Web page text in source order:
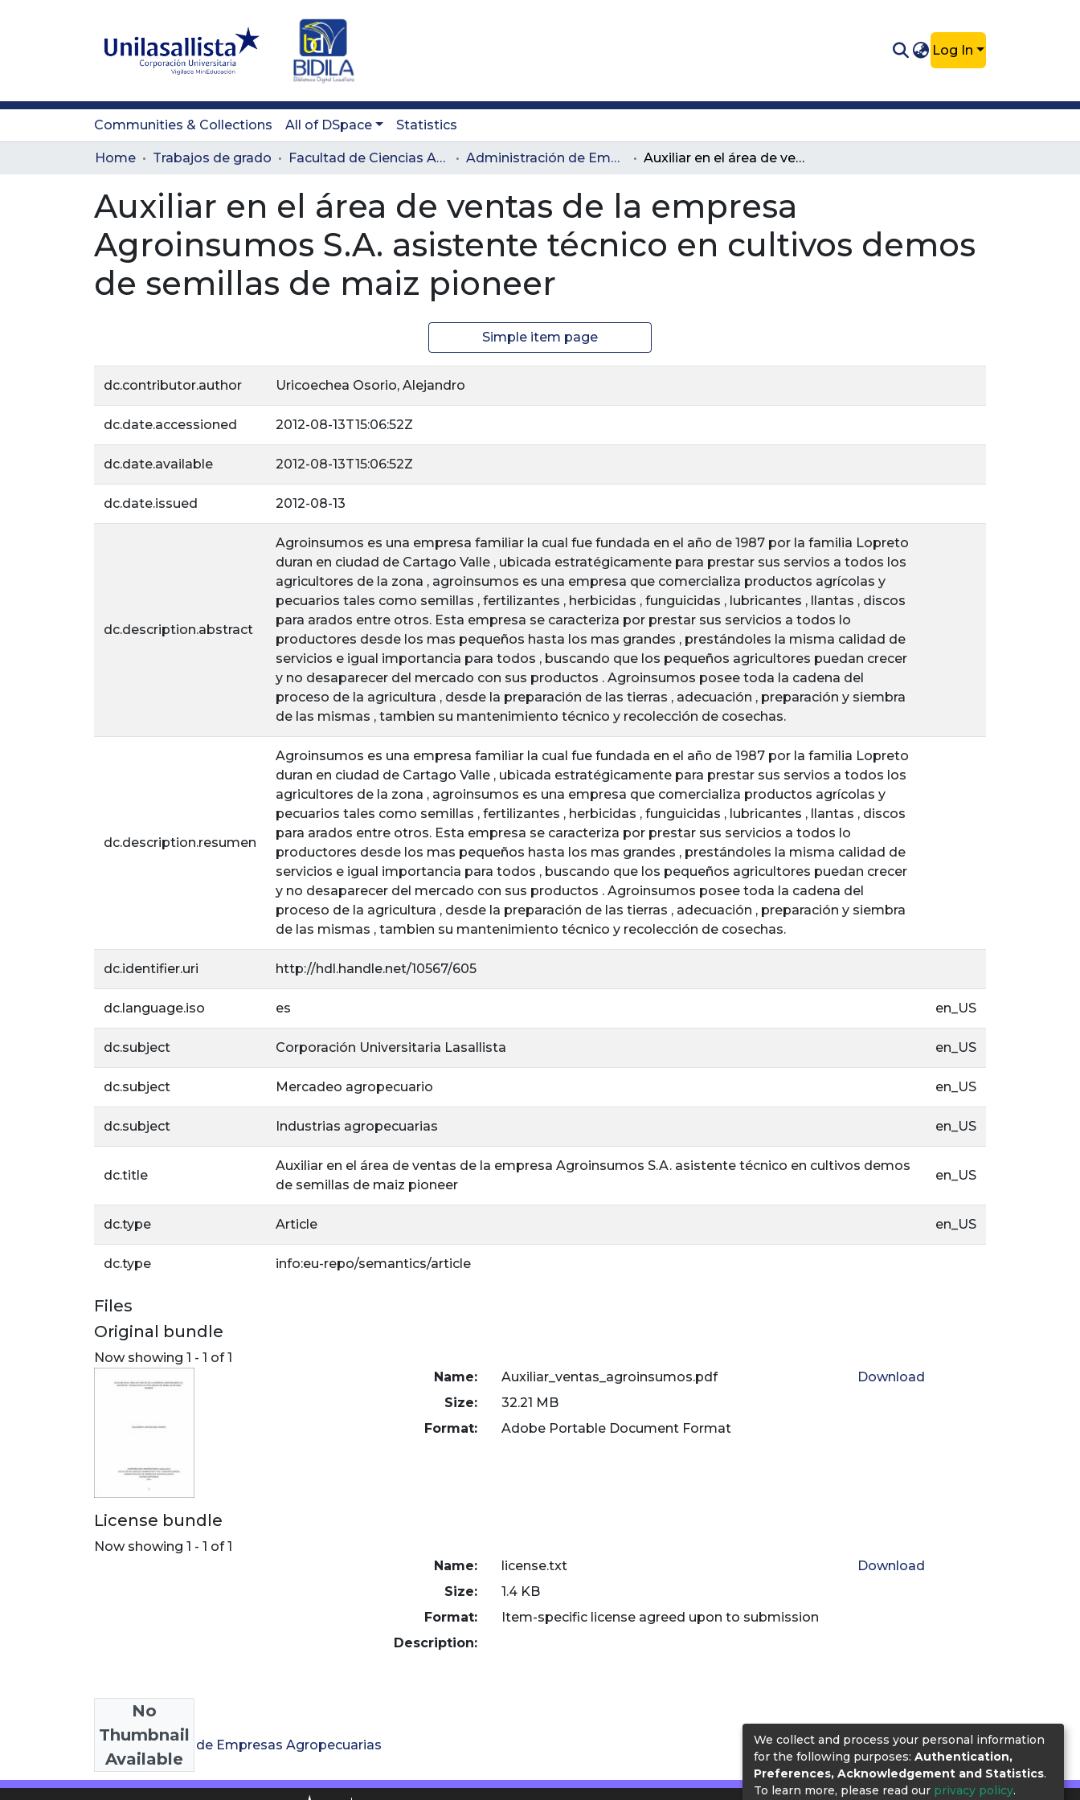
Log In
Communities & Collections All of DSpace Statistics
Home Trabajos de grado Facultad de Ciencias Administrativas y Agropecuarias Administración de Empresas Agropecuarias Auxiliar en el área de ventas de la empresa Agroinsumos S.A. asistente técnico en cultivos demos de semillas de maiz pioneer
Auxiliar en el área de ventas de la empresa
Agroinsumos S.A. asistente técnico en cultivos demos
de semillas de maiz pioneer
Simple item page
dc.contributor.author Uricoechea Osorio, Alejandro
dc.date.accessioned 2012-08-13T15:06:52Z
dc.date.available 2012-08-13T15:06:52Z
dc.date.issued 2012-08-13
dc.description.abstract
Agroinsumos es una empresa familiar la cual fue fundada en el año de 1987 por la familia Lopreto
duran en ciudad de Cartago Valle , ubicada estratégicamente para prestar sus servios a todos los
agricultores de la zona , agroinsumos es una empresa que comercializa productos agrícolas y
pecuarios tales como semillas , fertilizantes , herbicidas , funguicidas , lubricantes , llantas , discos
para arados entre otros. Esta empresa se caracteriza por prestar sus servicios a todos lo
productores desde los mas pequeños hasta los mas grandes , prestándoles la misma calidad de
servicios e igual importancia para todos , buscando que los pequeños agricultores puedan crecer
y no desaparecer del mercado con sus productos . Agroinsumos posee toda la cadena del
proceso de la agricultura , desde la preparación de las tierras , adecuación , preparación y siembra
de las mismas , tambien su mantenimiento técnico y recolección de cosechas.
dc.description.resumen
Agroinsumos es una empresa familiar la cual fue fundada en el año de 1987 por la familia Lopreto
duran en ciudad de Cartago Valle , ubicada estratégicamente para prestar sus servios a todos los
agricultores de la zona , agroinsumos es una empresa que comercializa productos agrícolas y
pecuarios tales como semillas , fertilizantes , herbicidas , funguicidas , lubricantes , llantas , discos
para arados entre otros. Esta empresa se caracteriza por prestar sus servicios a todos lo
productores desde los mas pequeños hasta los mas grandes , prestándoles la misma calidad de
servicios e igual importancia para todos , buscando que los pequeños agricultores puedan crecer
y no desaparecer del mercado con sus productos . Agroinsumos posee toda la cadena del
proceso de la agricultura , desde la preparación de las tierras , adecuación , preparación y siembra
de las mismas , tambien su mantenimiento técnico y recolección de cosechas.
dc.identifier.uri http://hdl.handle.net/10567/605
dc.language.iso es en_US
dc.subject Corporación Universitaria Lasallista en_US
dc.subject Mercadeo agropecuario en_US
dc.subject Industrias agropecuarias en_US
dc.title
Auxiliar en el área de ventas de la empresa Agroinsumos S.A. asistente técnico en cultivos demos
de semillas de maiz pioneer
en_US
dc.type Article en_US
dc.type info:eu-repo/semantics/article
Files
Original bundle
Now showing 1 - 1 of 1
Name:
Auxiliar_ventas_agroinsumos.pdf
Size:
32.21 MB
Format:
Adobe Portable Document Format
Download
License bundle
Now showing 1 - 1 of 1
No
Thumbnail
Available
Name:
license.txt
Size:
1.4 KB
Format:
Item-specific license agreed upon to submission
Description:
Download
Collections
Administración de Empresas Agropecuarias
We collect and process your personal information
for the following purposes: Authentication,
Preferences, Acknowledgement and Statistics.
To learn more, please read our privacy policy.